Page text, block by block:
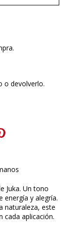
o devolverlo.
Juka. Un tono
energía y alegría.
naturaleza, este
cada aplicación.